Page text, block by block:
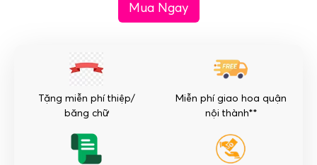
mầu
vàng
Mua Ngay
Tặng miễn phí thiệp/
băng chữ
Miễn phí giao hoa quận
nội thành**